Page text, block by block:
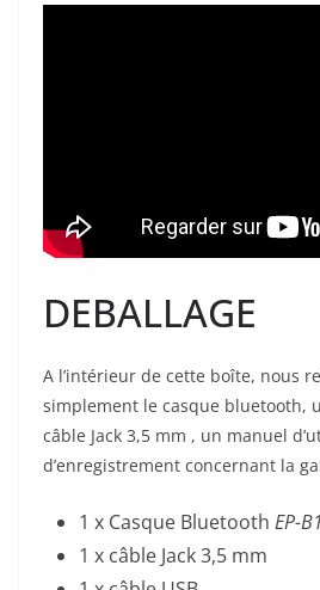
DEBALLAGE
A l’intérieur de cette boîte, nous
simplement le casque bluetooth,
câble Jack 3,5 mm , un manuel
d’enregistrement concernant la
1 x Casque Bluetooth EP-
1 x câble Jack 3,5 mm